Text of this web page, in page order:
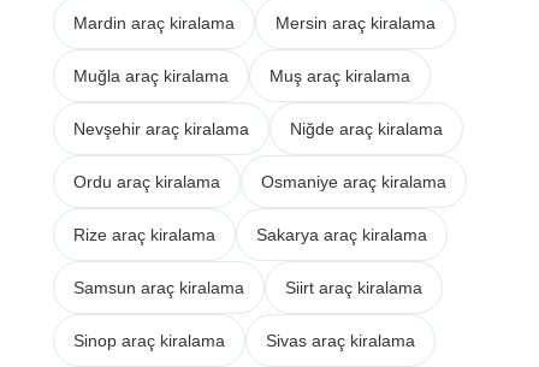
Mardin araç kiralama Mersin araç kiralama
Muğla araç kiralama Muş araç kiralama
Nevşehir araç kiralama Niğde araç kiralama
Ordu araç kiralama Osmaniye araç kiralama
Rize araç kiralama Sakarya araç kiralama
Samsun araç kiralama Siirt araç kiralama
Sinop araç kiralama Sivas araç kiralama